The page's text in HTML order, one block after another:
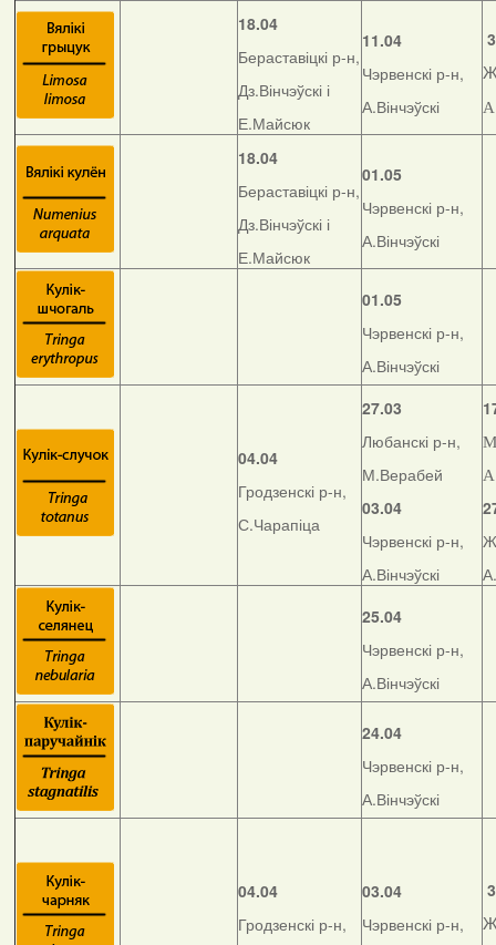
18.04
Бераставіцкі р-н,
Дз.Вінчэўскі і
Е.Майсюк
11.04
Чэрвенскі р-н,
А.Вінчэўскі
18.04
Бераставіцкі р-н,
Дз.Вінчэўскі і
Е.Майсюк
01.05
Чэрвенскі р-н,
А.Вінчэўскі
01.05
Чэрвенскі р-н,
А.Вінчэўскі
04.04
Гродзенскі р-н,
С.Чарапіца
27.03
Любанскі р-н,
М.Верабей
03.04
Чэрвенскі р-н,
А.Вінчэўскі
25.04
Чэрвенскі р-н,
А.Вінчэўскі
24.04
Чэрвенскі р-н,
А.Вінчэўскі
04.04
Гродзенскі р-н,
03.04
Чэрвенскі р-н,